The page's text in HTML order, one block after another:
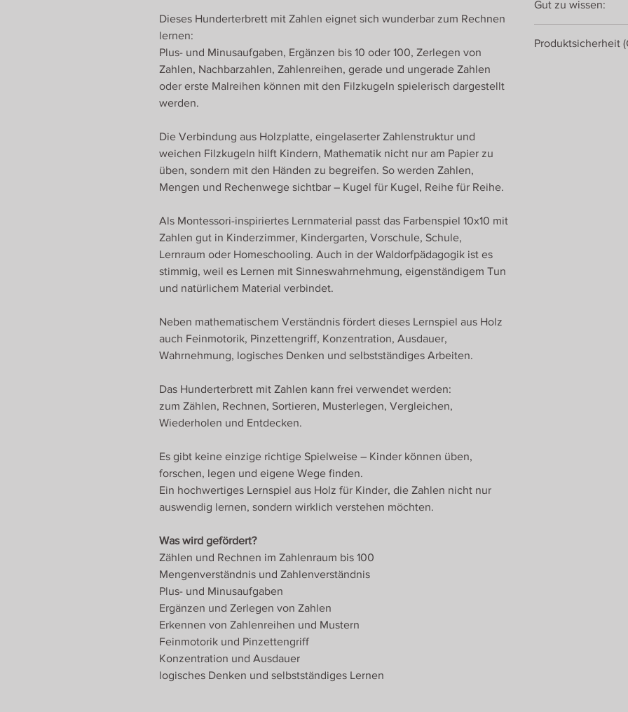
Dieses Hunderterbrett mit Zahlen eignet sich wunderbar zum Rechnen
lernen:
Plus- und Minusaufgaben, Ergänzen bis 10 oder 100, Zerlegen von
Zahlen, Nachbarzahlen, Zahlenreihen, gerade und ungerade Zahlen
oder erste Malreihen können mit den Filzkugeln spielerisch dargestellt
werden.
Die Verbindung aus Holzplatte, eingelaserter Zahlenstruktur und
weichen Filzkugeln hilft Kindern, Mathematik nicht nur am Papier zu
üben, sondern mit den Händen zu begreifen. So werden Zahlen,
Mengen und Rechenwege sichtbar – Kugel für Kugel, Reihe für Reihe.
Als Montessori-inspiriertes Lernmaterial passt das Farbenspiel 10x10 mit
Zahlen gut in Kinderzimmer, Kindergarten, Vorschule, Schule,
Lernraum oder Homeschooling. Auch in der Waldorfpädagogik ist es
stimmig, weil es Lernen mit Sinneswahrnehmung, eigenständigem Tun
und natürlichem Material verbindet.
Neben mathematischem Verständnis fördert dieses Lernspiel aus Holz
auch Feinmotorik, Pinzettengriff, Konzentration, Ausdauer,
Wahrnehmung, logisches Denken und selbstständiges Arbeiten.
Das Hunderterbrett mit Zahlen kann frei verwendet werden:
zum Zählen, Rechnen, Sortieren, Musterlegen, Vergleichen,
Wiederholen und Entdecken.
Es gibt keine einzige richtige Spielweise – Kinder können üben,
forschen, legen und eigene Wege finden.
Ein hochwertiges Lernspiel aus Holz für Kinder, die Zahlen nicht nur
auswendig lernen, sondern wirklich verstehen möchten.
Was wird gefördert?
Zählen und Rechnen im Zahlenraum bis 100
Mengenverständnis und Zahlenverständnis
Plus- und Minusaufgaben
Ergänzen und Zerlegen von Zahlen
Erkennen von Zahlenreihen und Mustern
Feinmotorik und Pinzettengriff
Konzentration und Ausdauer
logisches Denken und selbstständiges Lernen
unsauberer
100 farbenfrohe
Zahlen von 1 bis
Gut zu wissen:
Kinder geeignet, die
Produktsicherheit